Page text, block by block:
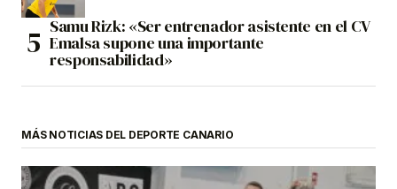
Samu Rizk: «Ser entrenador asistente en el CV
Emalsa supone una importante
responsabilidad»
MÁS NOTICIAS DEL DEPORTE CANARIO